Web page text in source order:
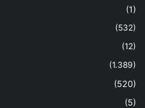
(1)
(532)
(12)
(1.389)
(520)
(5)